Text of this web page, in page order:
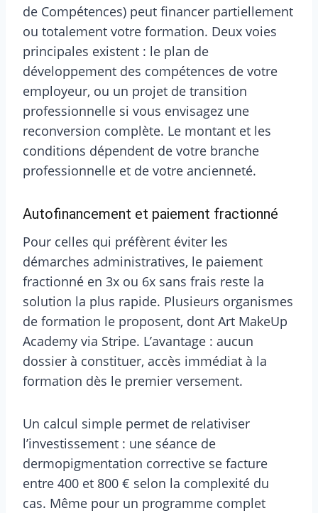
de Compétences) peut financer partiellement
ou totalement votre formation. Deux voies
principales existent : le plan de
développement des compétences de votre
employeur, ou un projet de transition
professionnelle si vous envisagez une
reconversion complète. Le montant et les
conditions dépendent de votre branche
professionnelle et de votre ancienneté.
Autofinancement et paiement fractionné
Pour celles qui préfèrent éviter les
démarches administratives, le paiement
fractionné en 3x ou 6x sans frais reste la
solution la plus rapide. Plusieurs organismes
de formation le proposent, dont Art MakeUp
Academy via Stripe. L’avantage : aucun
dossier à constituer, accès immédiat à la
formation dès le premier versement.
Un calcul simple permet de relativiser
l’investissement : une séance de
dermopigmentation corrective se facture
entre 400 et 800 € selon la complexité du
cas. Même pour un programme complet